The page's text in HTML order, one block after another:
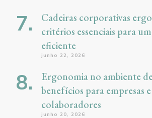
Cadeiras corporativas
critérios essenciais para
eficiente
junho 22, 2026
Ergonomia no ambiente
benefícios para empresas e
colaboradores
junho 20, 2026